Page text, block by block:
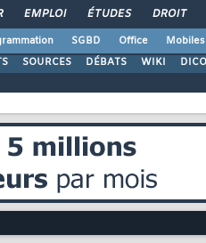
EMPLOI ÉTUDES DROIT
SGBD Office Mobiles
SOURCES DÉBATS WIKI DICO